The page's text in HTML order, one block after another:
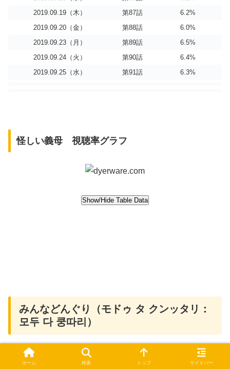
2019.09.19（木）
第87話
6.2%
2019.09.20（金）
第88話
6.0%
2019.09.23（月）
第89話
6.5%
2019.09.24（火）
第90話
6.4%
2019.09.25（水）
第91話 6.3%
怪しい義母 視聴率グラフ
みんなどんぐり（モドゥ タ クンッタリ：
모두 다 쿵따리）
ホーム 検索 トップ サイドバー